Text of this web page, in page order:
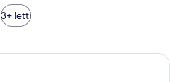
3+ letti
Una camera d'hotel con un letto, un